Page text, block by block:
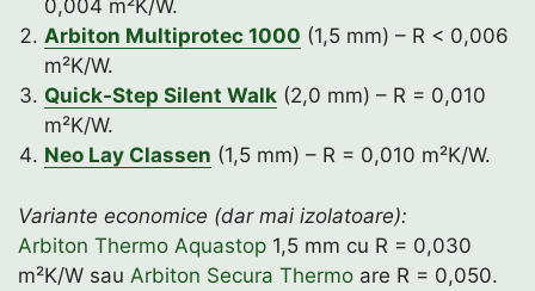
0,004 m²K/W.
Arbiton Multiprotec 1000 (1,5 mm) – R < 0,006
m²K/W.
Quick-Step Silent Walk (2,0 mm) – R = 0,010
m²K/W.
Neo Lay Classen (1,5 mm) – R = 0,010 m²K/W.
Variante economice (dar mai izolatoare):
Arbiton Thermo Aquastop 1,5 mm cu R = 0,030
m²K/W sau Arbiton Secura Thermo are R = 0,050.